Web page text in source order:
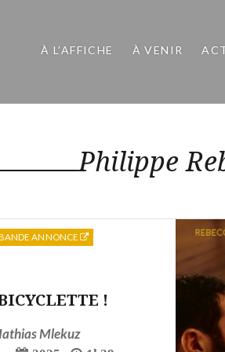
À L’AFFICHE À VENIR
Philippe
!
Mlekuz
ANNONCE